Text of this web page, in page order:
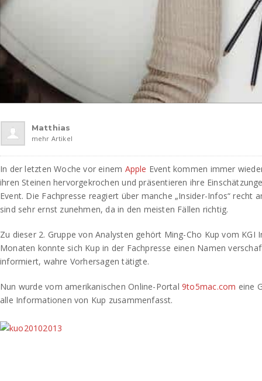
Matthias
mehr Artikel
In der letzten Woche vor einem Apple Event kommen immer
ihren Steinen hervorgekrochen und präsentieren ihre
Event. Die Fachpresse reagiert über manche „Insider-Infos“ recht
sind sehr ernst zunehmen, da in den meisten Fällen richtig.
Zu dieser 2. Gruppe von Analysten gehört Ming-Cho Kup vom KGI
Monaten konnte sich Kup in der Fachpresse einen Namen
informiert, wahre Vorhersagen tätigte.
Nun wurde vom amerikanischen Online-Portal9to5mac.com eine
alle Informationen von Kup zusammenfasst.